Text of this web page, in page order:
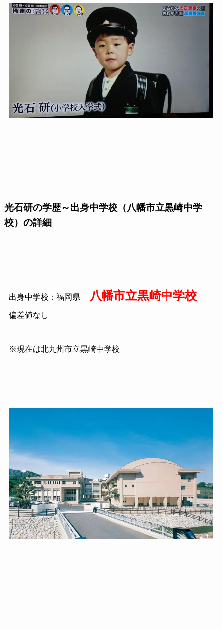
光石研の学歴～出身中学校（八幡市立黒崎中学
校）の詳細
出身中学校：福岡県 八幡市立黒崎中学校
偏差値なし
※現在は北九州市立黒崎中学校